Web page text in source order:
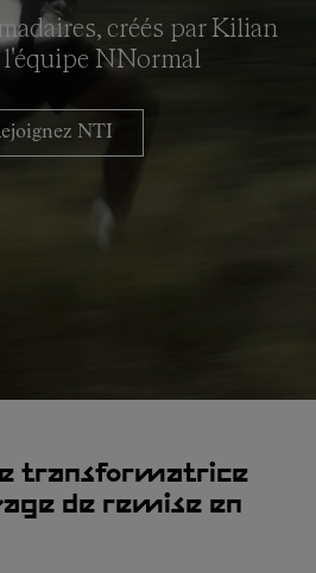
créés par Kilian
NNormal
NTI
transformatrice
de remise en